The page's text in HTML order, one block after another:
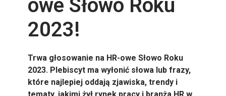
owe Słowo Roku
2023!
Trwa głosowanie na HR-owe Słowo Roku
2023. Plebiscyt ma wyłonić słowa lub frazy,
które najlepiej oddają zjawiska, trendy i